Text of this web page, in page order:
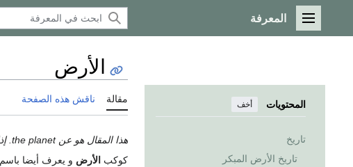
القائمة الرئيسية
المعرفة
المحتويات أخف
تاريخ
تاريخ الأرض المبكر
الأرض
مقالة ناقش هذه الصفحة
هذا المقال هو عن the planet. إذا كنت تريد الاستخدامات الأخرى، انظر
كوكب الأرض و يعرف أيضا باسم